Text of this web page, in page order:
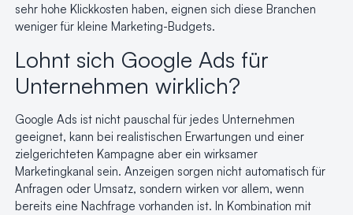
sehr hohe Klickkosten haben, eignen sich diese Branchen
weniger für kleine Marketing-Budgets.
Lohnt sich Google Ads für
Unternehmen wirklich?
Google Ads ist nicht pauschal für jedes Unternehmen
geeignet, kann bei realistischen Erwartungen und einer
zielgerichteten Kampagne aber ein wirksamer
Marketingkanal sein. Anzeigen sorgen nicht automatisch für
Anfragen oder Umsatz, sondern wirken vor allem, wenn
bereits eine Nachfrage vorhanden ist. In Kombination mit